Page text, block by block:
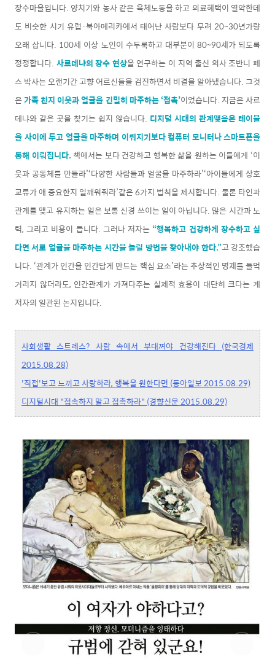
장수마을입니다. 양치기와 농사 같은 육체노동을 하고 의료혜택이 열악한데
도 비슷한 시기 유럽·북아메리카에서 태어난 사람보다 무려 20~30년가량
오래 삽니다. 100세 이상 노인이 수두룩하고 대부분이 80~90세가 되도록
정정합니다. 사르데냐의 장수 현상을 연구하는 이 지역 출신 의사 조반니 페
스 박사는 오랜기간 고향 어르신들을 검진하면서 비결을 알아냈습니다. 그것
은가족 친지 이웃과 얼굴을 긴밀히 마주하는 ‘접촉’이었습니다. 지금은 사르
데냐와 같은 곳을 찾기는 쉽지 않습니다. 디지털 시대의 관계맺음은 테이블
을 사이에 두고 얼굴을 마주하며 이뤄지기보다 컴퓨터 모니터나 스마트폰을
통해 이뤄집니다.책에서는 보다 건강하고 행복한 삶을 원하는 이들에게 ‘이
웃과 공동체를 만들라’‘다양한 사람들과 얼굴을 마주하라’‘아이들에게 상호
교류가 애 중요한지 일깨워줘라’같은 6가지 법칙을 제시합니다. 물론 타인과
관계를 맺고 유지하는 일은 보통 신경 쓰이는 일이 아닙니다. 많은 시간과 노
력, 그리고 비용이 듭니다. 그러나 저자는 “행복하고 건강하게 장수하고 싶
다면 서로 얼굴을 마주하는 시간을 늘릴 방법을 찾아내야 한다.”고 강조했습
니다. ‘관계가 인간을 인간답게 만드는 핵심 요소’라는 추상적인 명제를 들먹
거리지 않더라도, 인간관계가 가져다주는 실제적 효용이 대단히 크다는 게
저자의 일관된 논지입니다.
사회생활 스트레스? 사람 속에서 부대껴야 건강해진다 (한국경제
2015.08.28)
'직접'보고 느끼고 사랑하라, 행복을 원한다면 (동아일보 2015.08.29)
디지털시대 "접속하지 말고 접촉하라" (경향신문 2015.08.29)